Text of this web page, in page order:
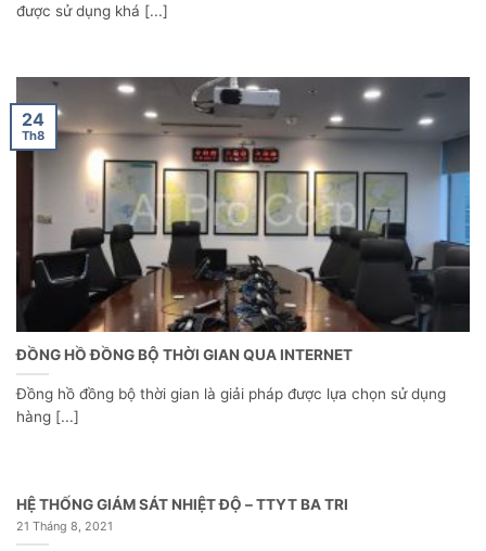
được sử dụng khá [...]
ĐỒNG HỒ ĐỒNG BỘ THỜI GIAN QUA INTERNET
Đồng hồ đồng bộ thời gian là giải pháp được lựa chọn sử dụng
hàng [...]
24
Th8
HỆ THỐNG GIÁM SÁT NHIỆT ĐỘ – TTYT BA TRI
21 Tháng 8, 2021